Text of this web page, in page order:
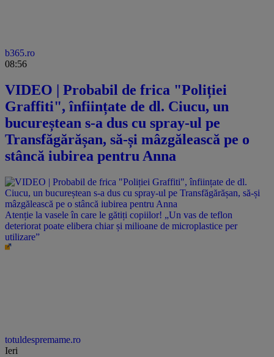
b365.ro
08:56
VIDEO | Probabil de frica "Poliției
Graffiti", înființate de dl. Ciucu, un
bucureștean s-a dus cu spray-ul pe
Transfăgărășan, să-și mâzgălească pe o
stâncă iubirea pentru Anna
Atenție la vasele în care le gătiți copiilor! „Un vas de teflon
deteriorat poate elibera chiar și milioane de microplastice per
utilizare”
totuldespremame.ro
Ieri